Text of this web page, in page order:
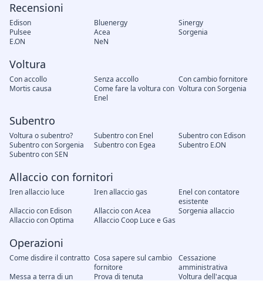
Recensioni
Edison Bluenergy
Sinergy
Pulsee
Acea
Sorgenia
E.ON
NeN
Voltura
Con accollo Senza accollo
Con cambio fornitore
Mortis causa
Come fare la voltura con
Enel
Voltura con Sorgenia
Subentro
Voltura o subentro? Subentro con Enel
Subentro con Edison
Subentro con Sorgenia
Subentro con Egea
Subentro E.ON
Subentro con SEN
Allaccio con fornitori
Iren allaccio luce Iren allaccio gas
Enel con contatore
esistente
Allaccio con Edison
Allaccio con Acea
Sorgenia allaccio
Allaccio con Optima
Allaccio Coop Luce e Gas
Operazioni
Come disdire il contratto Cosa sapere sul cambio
fornitore
Cessazione
amministrativa
Messa a terra di un
Prova di tenuta Voltura dell'acqua